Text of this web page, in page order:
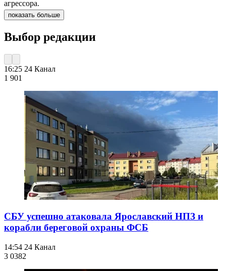
агрессора.
показать больше
Выбор редакции
16:25 24 Канал
1 901
СБУ успешно атаковала Ярославский НПЗ и
корабли береговой охраны ФСБ
14:54 24 Канал
3 0382